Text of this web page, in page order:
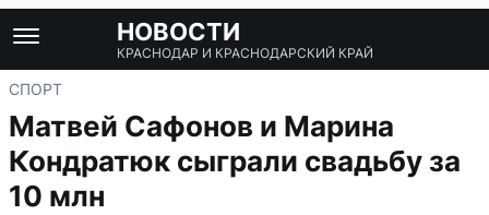
НОВОСТИ
КРАСНОДАР И КРАСНОДАРСКИЙ КРАЙ
СПОРТ
Матвей Сафонов и Марина
Кондратюк сыграли свадьбу за
10 млн